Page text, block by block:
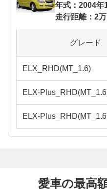
年式：2004年
走行距離：2
グレード
ELX_RHD(MT_1.6)
ELX-
ELX-
愛車の最高